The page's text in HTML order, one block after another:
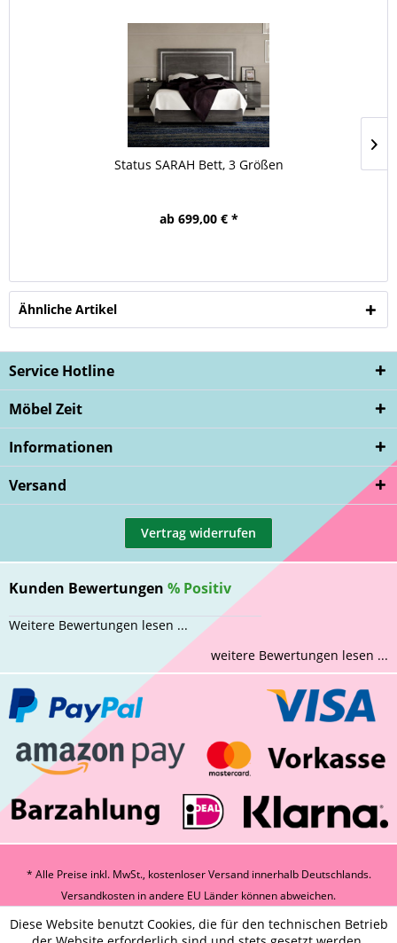
Status SARAH Bett, 3 Größen
ab 699,00 € *
Ähnliche Artikel
Service Hotline
Möbel Zeit
Informationen
Versand
Vertrag widerrufen
Kunden Bewertungen % Positiv
Weitere Bewertungen lesen ...
weitere Bewertungen lesen ...
* Alle Preise inkl. MwSt., kostenloser Versand innerhalb Deutschlands.
Versandkosten in andere EU Länder können abweichen.
Diese Website benutzt Cookies, die für den technischen Betrieb